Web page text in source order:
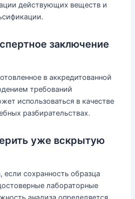
действующих веществ и
заключение
в аккредитованной
требований
использоваться в качестве
разбирательствах.
уже вскрытую
если сохранность образца
лабораторные